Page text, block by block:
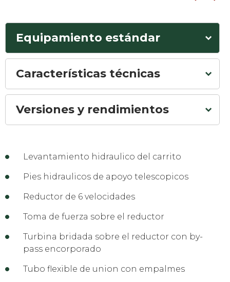
Equipamiento estándar
Características técnicas
Versiones y rendimientos
Levantamiento hidraulico del carrito
Pies hidraulicos de apoyo telescopicos
Reductor de 6 velocidades
Toma de fuerza sobre el reductor
Turbina bridada sobre el reductor con by-
pass encorporado
Tubo flexible de union con empalmes